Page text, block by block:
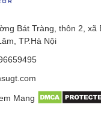
nét và sự sáng
đáo cho không gian
động của nghệ thuật
Bát Tràng, thôn 2, xã
TP.Hà Nội